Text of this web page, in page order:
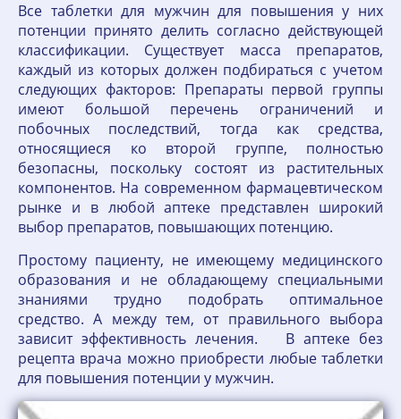
Все таблетки для мужчин для повышения у них
потенции принято делить согласно действующей
классификации. Существует масса препаратов,
каждый из которых должен подбираться с учетом
следующих факторов: Препараты первой группы
имеют большой перечень ограничений и
побочных последствий, тогда как средства,
относящиеся ко второй группе, полностью
безопасны, поскольку состоят из растительных
компонентов. На современном фармацевтическом
рынке и в любой аптеке представлен широкий
выбор препаратов, повышающих потенцию.
Простому пациенту, не имеющему медицинского
образования и не обладающему специальными
знаниями трудно подобрать оптимальное
средство. А между тем, от правильного выбора
зависит эффективность лечения. В аптеке без
рецепта врача можно приобрести любые таблетки
для повышения потенции у мужчин.